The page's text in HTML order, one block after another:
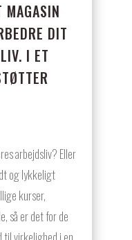
MAGASIN
DIT
I ET
arbejdsliv? Eller
og lykkeligt
kurser,
så er det for de